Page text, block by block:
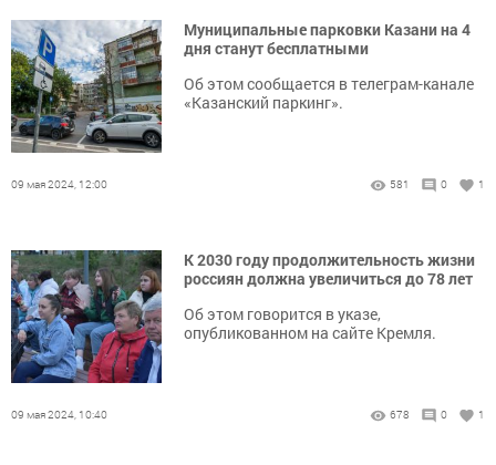
Муниципальные парковки Казани на 4
дня станут бесплатными
Об этом сообщается в телеграм-канале
«Казанский паркинг».
09 мая 2024, 12:00 581 0 1
К 2030 году продолжительность жизни
россиян должна увеличиться до 78 лет
Об этом говорится в указе,
опубликованном на сайте Кремля.
09 мая 2024, 10:40 678 0 1